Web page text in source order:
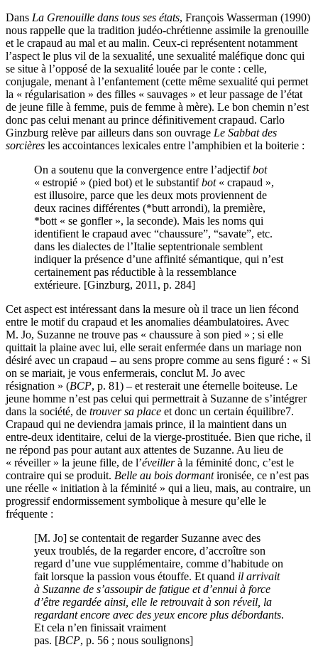
Dans La Grenouille dans tous ses états, François Wasserman (1990)
nous rappelle que la tradition judéo-chrétienne assimile la grenouille
et le crapaud au mal et au malin. Ceux-ci représentent notamment
l’aspect le plus vil de la sexualité, une sexualité maléfique donc qui
se situe à l’opposé de la sexualité louée par le conte : celle,
conjugale, menant à l’enfantement (cette même sexualité qui permet
la « régularisation » des filles « sauvages » et leur passage de l’état
de jeune fille à femme, puis de femme à mère). Le bon chemin n’est
donc pas celui menant au prince définitivement crapaud. Carlo
Ginzburg relève par ailleurs dans son ouvrage Le Sabbat des
sorcières les accointances lexicales entre l’amphibien et la boiterie :
On a soutenu que la convergence entre l’adjectifbot
« estropié » (pied bot) et le substantifbot« crapaud »,
est illusoire, parce que les deux mots proviennent de
deux racines différentes (*butt arrondi), la première,
*bott « se gonfler », la seconde). Mais les noms qui
identifient le crapaud avec “chaussure”, “savate”, etc.
dans les dialectes de l’Italie septentrionale semblent
indiquer la présence d’une affinité sémantique, qui n’est
certainement pas réductible à la ressemblance
extérieure. [Ginzburg, 2011, p. 284]
Cet aspect est intéressant dans la mesure où il trace un lien fécond
entre le motif du crapaud et les anomalies déambulatoires. Avec
M. Jo, Suzanne ne trouve pas « chaussure à son pied » ; si elle
quittait la plaine avec lui, elle serait enfermée dans un mariage non
désiré avec un crapaud – au sens propre comme au sens figuré : « Si
on se mariait, je vous enfermerais, conclut M. Jo avec
résignation » (BCP, p. 81) – et resterait une éternelle boiteuse. Le
jeune homme n’est pas celui qui permettrait à Suzanne de s’intégrer
dans la société, de trouver sa place et donc un certain équilibre7.
Crapaud qui ne deviendra jamais prince, il la maintient dans un
entre-deux identitaire, celui de la vierge-prostituée. Bien que riche, il
ne répond pas pour autant aux attentes de Suzanne. Au lieu de
« réveiller » la jeune fille, de l’éveillerà la féminité donc, c’est le
contraire qui se produit. Belle au bois dormantironisée, ce n’est pas
une réelle « initiation à la féminité » qui a lieu, mais, au contraire, un
progressif endormissement symbolique à mesure qu’elle le
fréquente :
[M. Jo] se contentait de regarder Suzanne avec des
yeux troublés, de la regarder encore, d’accroître son
regard d’une vue supplémentaire, comme d’habitude on
fait lorsque la passion vous étouffe. Et quand il arrivait
à Suzanne de s’assoupir de fatigue et d’ennui à force
d’être regardée ainsi, elle le retrouvait à son réveil, la
regardant encore avec des yeux encore plus débordants.
Et cela n’en finissait vraiment
pas. [BCP, p. 56 ; nous soulignons]